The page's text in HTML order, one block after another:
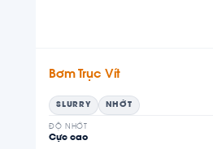
Bơm Trục Vít
SLURRY NHỚT
ĐỘ NHỚT
Cực cao